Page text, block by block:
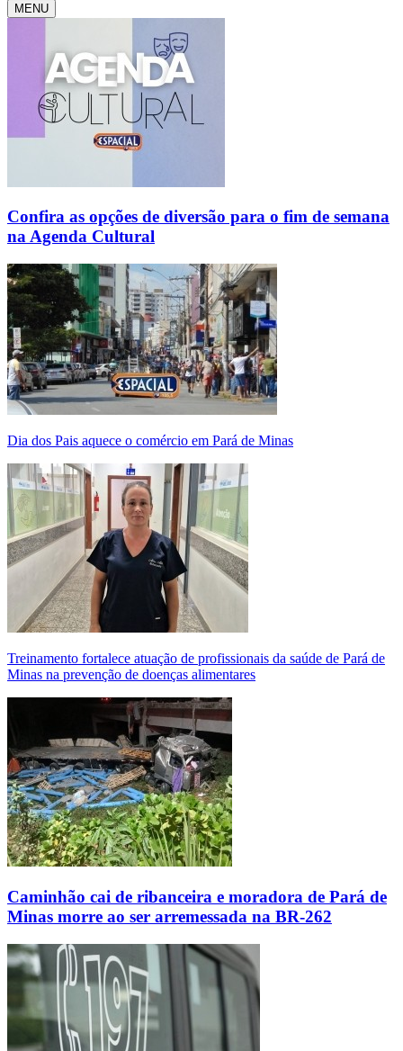
MENU
Confira as opções de diversão para o fim de semana
na Agenda Cultural
Dia dos Pais aquece o comércio em Pará de Minas
Treinamento fortalece atuação de profissionais da saúde de Pará de
Minas na prevenção de doenças alimentares
Caminhão cai de ribanceira e moradora de Pará de
Minas morre ao ser arremessada na BR-262